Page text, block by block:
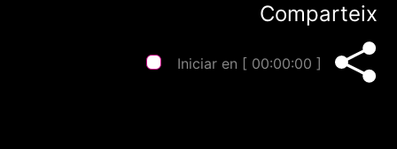
Comparteix
Iniciar en [ 00:00:00 ]